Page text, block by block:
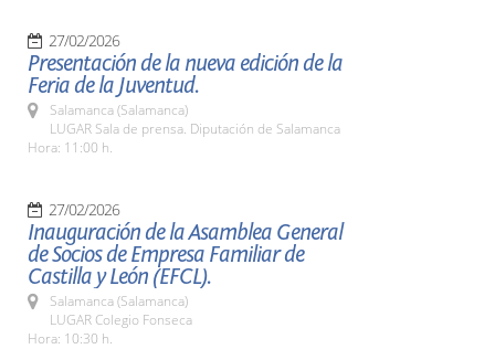
27/02/2026
Presentación de la nueva edición de la
Feria de la Juventud.
Salamanca (Salamanca)
LUGAR Sala de prensa. Diputación de Salamanca
Hora: 11:00 h.
27/02/2026
Inauguración de la Asamblea General
de Socios de Empresa Familiar de
Castilla y León (EFCL).
Salamanca (Salamanca)
LUGAR Colegio Fonseca
Hora: 10:30 h.